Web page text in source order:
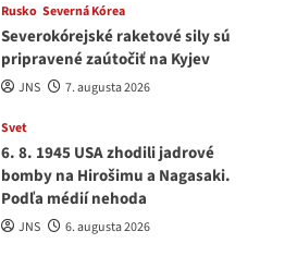
Rusko Severná Kórea
Severokórejské raketové sily sú
pripravené zaútočiť na Kyjev
JNS 7. augusta 2026
Svet
6. 8. 1945 USA zhodili jadrové
bomby na Hirošimu a Nagasaki.
Podľa médií nehoda
JNS 6. augusta 2026